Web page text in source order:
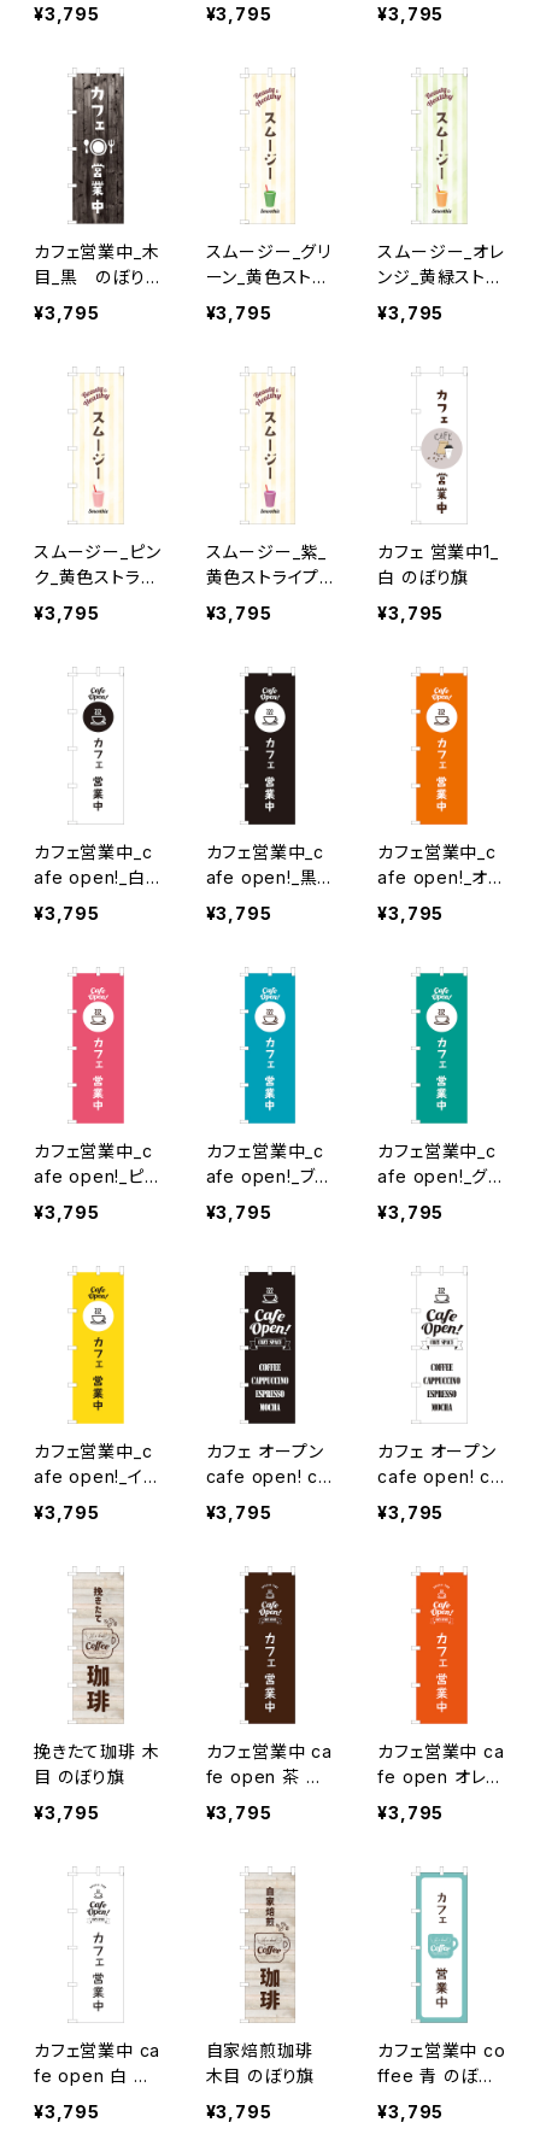
¥3,795 ¥3,795 ¥3,795
カフェ営業中_木
目_黒 のぼり
旗
¥3,795
スムージー_グリ
ーン_黄色ストラ
イプ のぼり旗
¥3,795
スムージー_オレ
ンジ_黄緑ストラ
イプ のぼり旗
¥3,795
スムージー_ピン
ク_黄色ストライ
プ のぼり旗
¥3,795
スムージー_紫_
黄色ストライプ
のぼり旗
¥3,795
カフェ 営業中1_
白 のぼり旗
¥3,795
カフェ営業中_c
afe open!_白×
黒文字 のぼり旗
¥3,795
カフェ営業中_c
afe open!_黒
のぼり旗
¥3,795
カフェ営業中_c
afe open!_オレ
ンジ のぼり旗
¥3,795
カフェ営業中_c
afe open!_ピン
ク のぼり旗
¥3,795
カフェ営業中_c
afe open!_ブル
ー のぼり旗
¥3,795
カフェ営業中_c
afe open!_グリ
ーン のぼり旗
¥3,795
カフェ営業中_c
afe open!_イエ
ロー のぼり旗
¥3,795
カフェ オープン
cafe open! co
zy space_黒
のぼり旗
¥3,795
カフェ オープン
cafe open! co
zy space_白
のぼり旗
¥3,795
挽きたて珈琲 木
目 のぼり旗
¥3,795
カフェ営業中 ca
fe open 茶 の
ぼり旗
¥3,795
カフェ営業中 ca
fe open オレン
ジ のぼり旗
¥3,795
カフェ営業中 ca
fe open 白 の
ぼり旗
¥3,795
自家焙煎珈琲
木目 のぼり旗
¥3,795
カフェ営業中 co
ffee 青 のぼり
旗
¥3,795